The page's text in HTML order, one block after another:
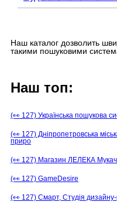
Наш каталог дозволить
такими пошуковими
Наш топ:
(👀 127) Українська пошукова
(👀 127) Дніпропетровська
приро
(👀 127) Магазин ЛЕЛЕКА
(👀 127) GameDesire
(👀 127) Смарт, Студія